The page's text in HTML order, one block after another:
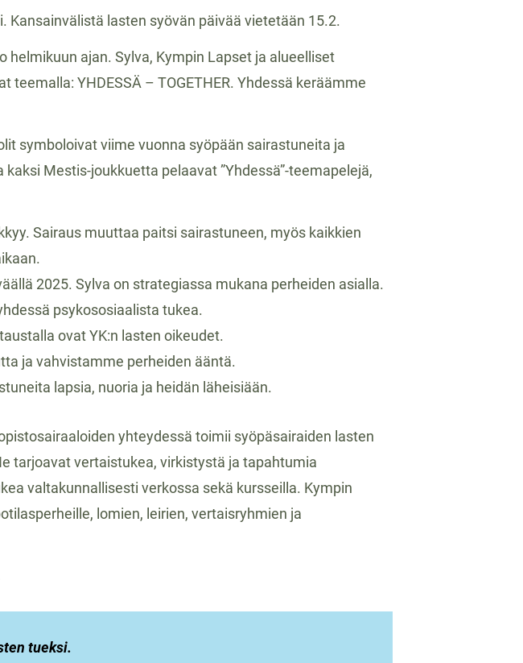
Kansainvälistä lasten syövän päivää vietetään 15.2.
helmikuun ajan. Sylva, Kympin Lapset ja alueelliset
YHDESSÄ – TOGETHER. Yhdessä keräämme
symboloivat viime vuonna syöpään sairastuneita ja
Mestis-joukkuetta pelaavat ”Yhdessä”-teemapelejä,
Sairaus muuttaa paitsi sairastuneen, myös kaikkien
2025. Sylva on strategiassa mukana perheiden asialla.
psykososiaalista tukea.
ovat YK:n lasten oikeudet.
ja vahvistamme perheiden ääntä.
lapsia, nuoria ja heidän läheisiään.
yhteydessä toimii syöpäsairaiden lasten
tarjoavat vertaistukea, virkistystä ja tapahtumia
valtakunnallisesti verkossa sekä kursseilla. Kympin
lomien, leirien, vertaisryhmien ja
tueksi.